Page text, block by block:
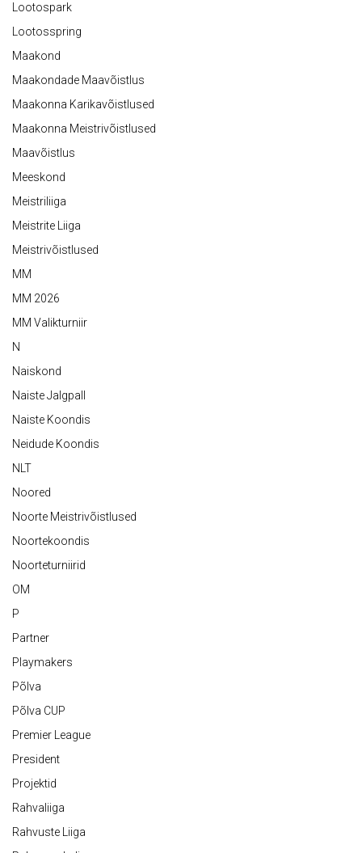
Lootospark
Lootosspring
Maakond
Maakondade Maavõistlus
Maakonna Karikavõistlused
Maakonna Meistrivõistlused
Maavõistlus
Meeskond
Meistriliiga
Meistrite Liiga
Meistrivõistlused
MM
MM 2026
MM Valikturniir
N
Naiskond
Naiste Jalgpall
Naiste Koondis
Neidude Koondis
NLT
Noored
Noorte Meistrivõistlused
Noortekoondis
Noorteturniirid
OM
P
Partner
Playmakers
Põlva
Põlva CUP
Premier League
President
Projektid
Rahvaliiga
Rahvuste Liiga